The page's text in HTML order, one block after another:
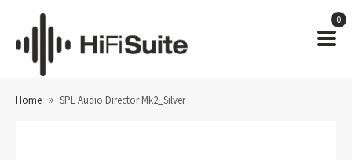
0
Home » SPL Audio Director Mk2_Silver